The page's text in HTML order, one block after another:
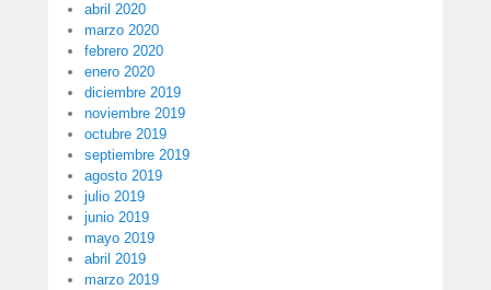
abril 2020
marzo 2020
febrero 2020
enero 2020
diciembre 2019
noviembre 2019
octubre 2019
septiembre 2019
agosto 2019
julio 2019
junio 2019
mayo 2019
abril 2019
marzo 2019